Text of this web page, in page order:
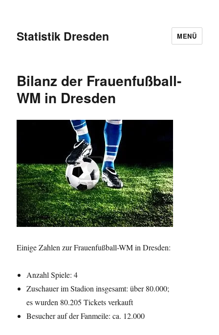
Statistik Dresden MENÜ
Bilanz der Frauenfußball-
WM in Dresden
Einige Zahlen zur Frauenfußball-WM in Dresden:
Anzahl Spiele: 4
Zuschauer im Stadion insgesamt: über 80.000;
es wurden 80.205 Tickets verkauft
Besucher auf der Fanmeile: ca. 12.000